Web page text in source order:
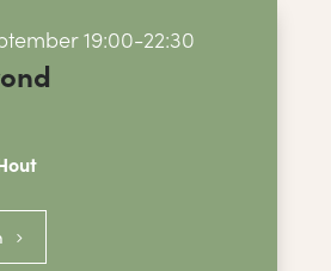
19:00-22:30